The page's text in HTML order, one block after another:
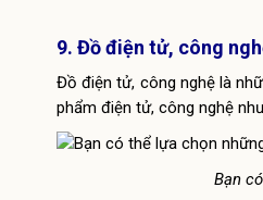
9. Đồ điện tử, công
Đồ điện tử, công nghệ là
phẩm điện tử, công nghệ
Bạn